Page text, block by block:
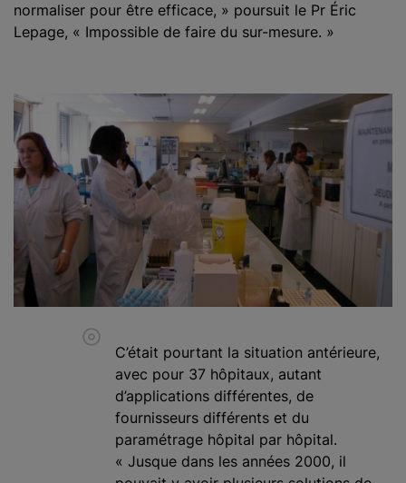
normaliser pour être efficace, » poursuit le Pr Éric
Lepage, « Impossible de faire du sur-mesure. »
C’était pourtant la situation antérieure,
avec pour 37 hôpitaux, autant
d’applications différentes, de
fournisseurs différents et du
paramétrage hôpital par hôpital.
« Jusque dans les années 2000, il